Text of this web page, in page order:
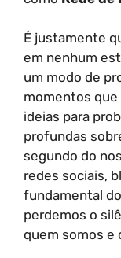
É justamente
em nenhum
um modo de
momentos
ideias para
profundas
segundo do
redes sociais,
fundamental
perdemos o
quem somos e